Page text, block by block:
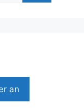
an